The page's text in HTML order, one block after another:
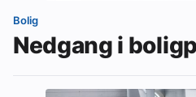
Bolig
Nedgang i